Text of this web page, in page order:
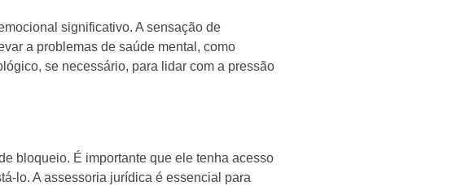
significativo. A sensação de
a problemas de saúde mental, como
se necessário, para lidar com a pressão
bloqueio. É importante que ele tenha acesso
lo. A assessoria jurídica é essencial para